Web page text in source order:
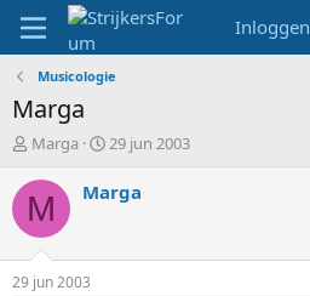
Inloggen
Musicologie
Marga
T
p
i
s
t
Marga
S
a
29 jun 2003
M Marga
29 jun 2003